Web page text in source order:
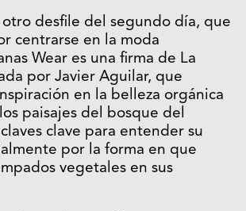
otro desfile del segundo día, que
centrarse en la moda
Wear es una firma de La
por Javier Aguilar, que
en la belleza orgánica
paisajes del bosque del
clave para entender su
por la forma en que
vegetales en sus